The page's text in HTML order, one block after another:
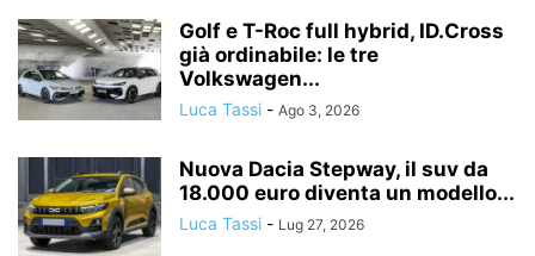
Golf e T-Roc full hybrid, ID.Cross
già ordinabile: le tre
Volkswagen...
Luca Tassi - Ago 3, 2026
Nuova Dacia Stepway, il suv da
18.000 euro diventa un modello...
Luca Tassi - Lug 27, 2026